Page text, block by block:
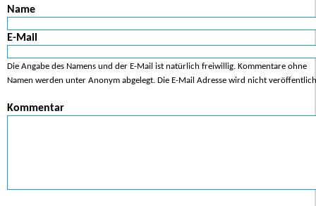
Name
E-Mail
Die Angabe des Namens und der E-Mail ist natürlich freiwillig. Kommentare ohne
Namen werden unter Anonym abgelegt. Die E-Mail Adresse wird nicht
Kommentar